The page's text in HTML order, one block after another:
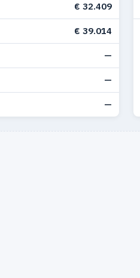
€ 32.409
€ 39.014
—
—
—